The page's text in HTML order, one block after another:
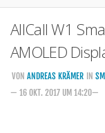
Kommende
Marken und
Handytarife
AllCall W1
AMOLED
VON ANDREAS KRÄMER IN
— 16 OKT. 2017 UM 14:20—